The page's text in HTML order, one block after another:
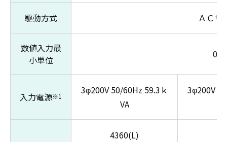
駆動方式 ＡＣサ
数値入力最
小単位
入力電源※1
3φ200V 50/60Hz 59.3ｋ
VA
3φ200V
4360(L)